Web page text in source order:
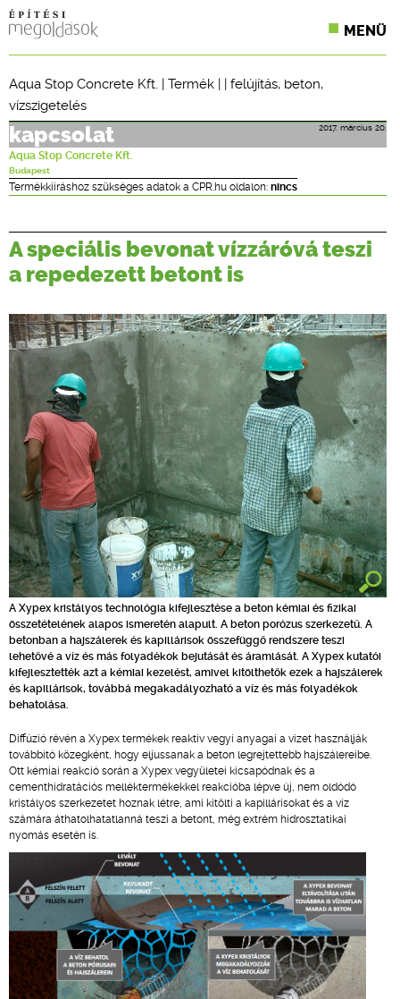
MENÜ
CPR TERMÉKKIÍRÁS
ÉPÍTÉSI JOG
ONLINE KÉPZÉSEK
TERVEZÉSI SEGÉDLETEK
Aqua Stop Concrete Kft. | Termék | | felújítás, beton,
vízszigetelés
2017. március 20.
kapcsolat
Aqua Stop Concrete Kft.
Budapest
Termékkiíráshoz szükséges adatok a CPR.hu oldalon: nincs
A speciális bevonat vízzáróvá teszi
a repedezett betont is
A Xypex kristályos technológia kifejlesztése a beton kémiai és fizikai
összetételének alapos ismeretén alapult. A beton porózus szerkezetű. A
betonban a hajszálerek és kapillárisok összefüggő rendszere teszi
lehetővé a víz és más folyadékok bejutását és áramlását. A Xypex kutatói
kifejlesztették azt a kémiai kezelést, amivel kitölthetők ezek a hajszálerek
és kapillárisok, továbbá megakadályozható a víz és más folyadékok
behatolása.
Diffúzió révén a Xypex termékek reaktív vegyi anyagai a vizet használják
továbbító közegként, hogy eljussanak a beton legrejtettebb hajszálereibe.
Ott kémiai reakció során a Xypex vegyületei kicsapódnak és a
cementhidratációs melléktermékekkel reakcióba lépve új, nem oldódó
kristályos szerkezetet hoznak létre, ami kitölti a kapillárisokat és a víz
számára áthatolhatatlanná teszi a betont, még extrém hidrosztatikai
nyomás esetén is.